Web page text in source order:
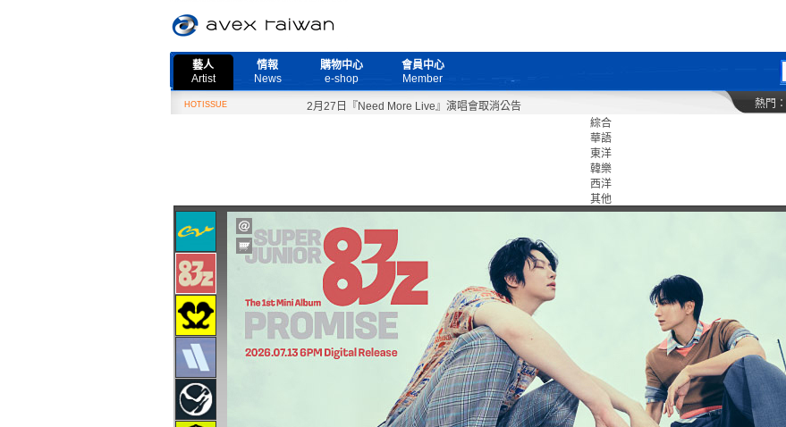
藝人
Artist
情報
News
購物中心
e-shop
會員中心
Member
HOTISSUE 2月27日『Need More Live』演唱會取消公告 熱門：
綜合
華語
東洋
韓樂
西洋
其他